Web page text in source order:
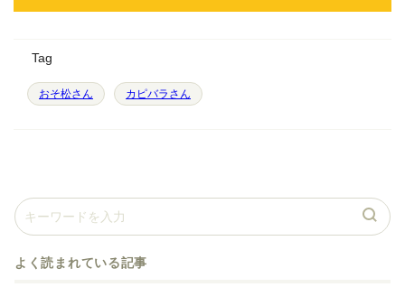
Tag
おそ松さん カピバラさん
よく読まれている記事